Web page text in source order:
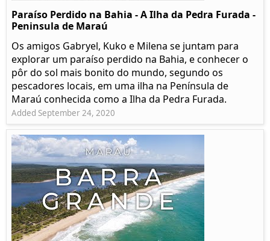
Paraíso Perdido na Bahia - A Ilha da Pedra Furada -
Peninsula de Maraú
Os amigos Gabryel, Kuko e Milena se juntam para
explorar um paraíso perdido na Bahia, e conhecer o
pôr do sol mais bonito do mundo, segundo os
pescadores locais, em uma ilha na Península de
Maraú conhecida como a Ilha da Pedra Furada.
Added September 24, 2020